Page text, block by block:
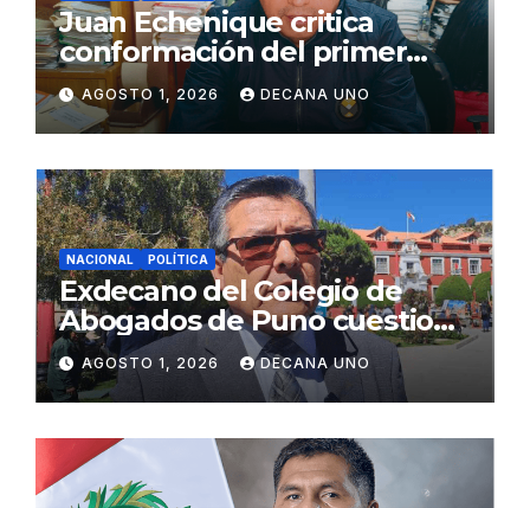
Juan Echenique critica
conformación del primer
gabinete ministerial de Keiko
Fujimori
AGOSTO 1, 2026 DECANA UNO
NACIONAL POLÍTICA
Exdecano del Colegio de
Abogados de Puno cuestiona
propuestas sobre seguridad
ciudadana
AGOSTO 1, 2026 DECANA UNO